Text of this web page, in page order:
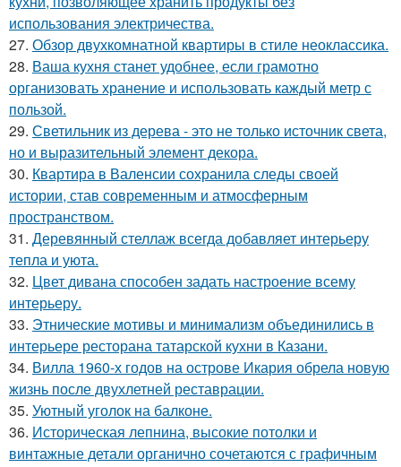
использования электричества.
27. Обзор двухкомнатной квартиры в стиле неоклассика.
28. Ваша кухня станет удобнее, если грамотно
организовать хранение и использовать каждый метр с
пользой.
29. Светильник из дерева - это не только источник света,
но и выразительный элемент декора.
30. Квартира в Валенсии сохранила следы своей
истории, став современным и атмосферным
пространством.
31. Деревянный стеллаж всегда добавляет интерьеру
тепла и уюта.
32. Цвет дивана способен задать настроение всему
интерьеру.
33. Этнические мотивы и минимализм объединились в
интерьере ресторана татарской кухни в Казани.
34. Вилла 1960-х годов на острове Икария обрела новую
жизнь после двухлетней реставрации.
35. Уютный уголок на балконе.
36. Историческая лепнина, высокие потолки и
винтажные детали органично сочетаются с графичным